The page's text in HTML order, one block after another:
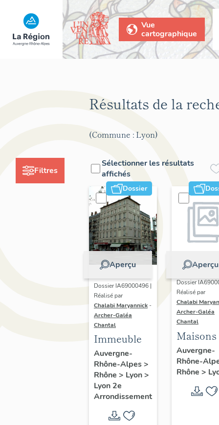
Vue
cartographique
Filtres
Résultats de la
(Commune : Lyon)
Sélectionner les résultats
affichés
Dossier
Aperçu
Dossier IA69000496 |
Réalisé par
Chalabi Maryannick -
Archer-Galéa
Chantal
Immeuble
Auvergne-
Rhône-Alpes>
Rhône > Lyon>
Lyon 2e
Arrondissement
Aperçu
Dossier
Réalisé par
Chalabi
Archer-Galéa
Chantal
Maisons
Auvergne-
Rhône-
Rhône >